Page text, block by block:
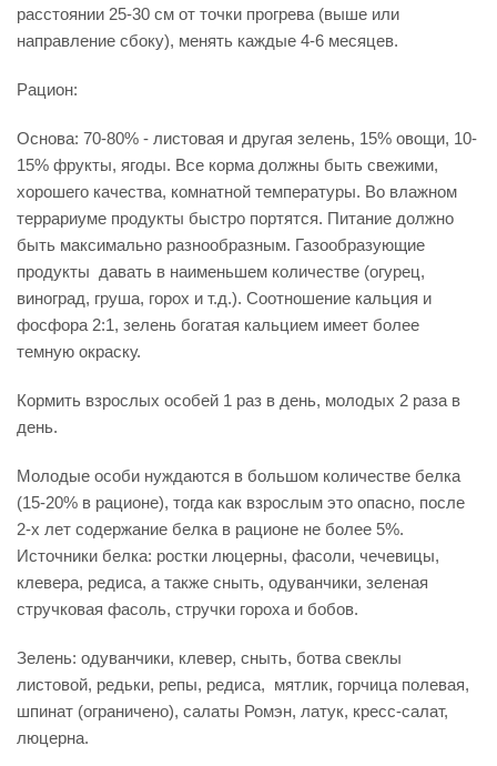
расстоянии 25-30 см от точки прогрева (выше или
направление сбоку), менять каждые 4-6 месяцев.
Рацион:
Основа: 70-80% - листовая и другая зелень, 15% овощи, 10-
15% фрукты, ягоды. Все корма должны быть свежими,
хорошего качества, комнатной температуры. Во влажном
террариуме продукты быстро портятся. Питание должно
быть максимально разнообразным. Газообразующие
продукты давать в наименьшем количестве (огурец,
виноград, груша, горох и т.д.). Соотношение кальция и
фосфора 2:1, зелень богатая кальцием имеет более
темную окраску.
Кормить взрослых особей 1 раз в день, молодых 2 раза в
день.
Молодые особи нуждаются в большом количестве белка
(15-20% в рационе), тогда как взрослым это опасно, после
2-х лет содержание белка в рационе не более 5%.
Источники белка: ростки люцерны, фасоли, чечевицы,
клевера, редиса, а также сныть, одуванчики, зеленая
стручковая фасоль, стручки гороха и бобов.
Зелень: одуванчики, клевер, сныть, ботва свеклы
листовой, редьки, репы, редиса, мятлик, горчица полевая,
шпинат (ограничено), салаты Ромэн, латук, кресс-салат,
люцерна.